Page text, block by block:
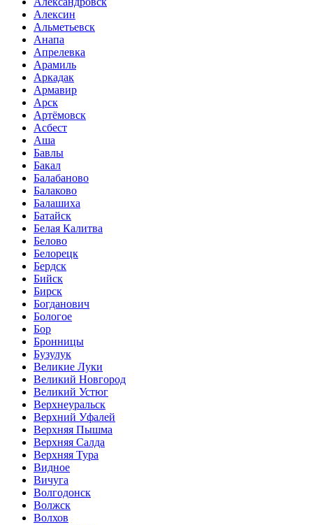
Алексин
Альметьевск
Анапа
Апрелевка
Арамиль
Аркадак
Армавир
Арск
Артёмовск
Асбест
Аша
Бавлы
Бакал
Балабаново
Балаково
Балашиха
Батайск
Белая Калитва
Белово
Белорецк
Бердск
Бийск
Бирск
Богданович
Бологое
Бор
Бронницы
Бузулук
Великие Луки
Великий Новгород
Великий Устюг
Верхнеуральск
Верхний Уфалей
Верхняя Пышма
Верхняя Салда
Верхняя Тура
Видное
Вичуга
Волгодонск
Волжск
Волхов